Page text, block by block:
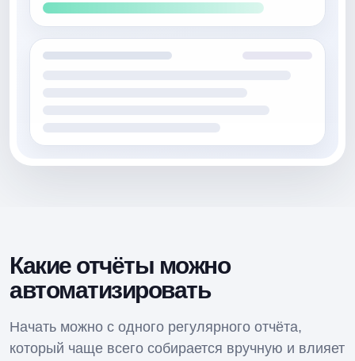
Какие отчёты можно
автоматизировать
Начать можно с одного регулярного отчёта,
который чаще всего собирается вручную и влияет